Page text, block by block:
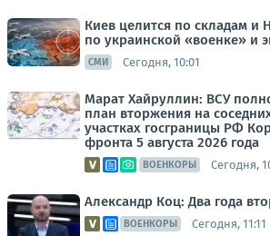
Киев целится по складам и
по украинской «военке» и
СМИ Сегодня, 10:01
Марат Хайруллин: ВСУ
план вторжения на
участках госграницы РФ
фронта 5 августа 2026 года
ВОЕНКОРЫ Сегодня,
Александр Коц: Два года
ВОЕНКОРЫ Сегодня, 11:11